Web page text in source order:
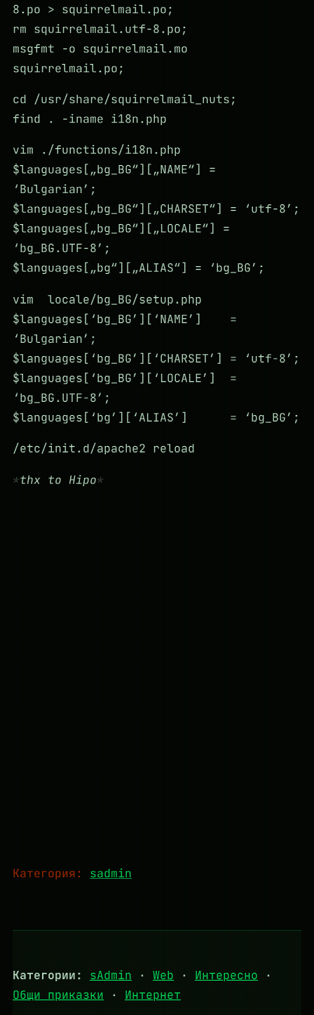
8.po > squirrelmail.po;
rm squirrelmail.utf-8.po;
msgfmt -o squirrelmail.mo
squirrelmail.po;
cd /usr/share/squirrelmail_nuts;
find . -iname i18n.php
vim ./functions/i18n.php
$languages[„bg_BG“][„NAME“] =
‘Bulgarian’;
$languages[„bg_BG“][„CHARSET“] = ‘utf-8’;
$languages[„bg_BG“][„LOCALE“] =
‘bg_BG.UTF-8’;
$languages[„bg“][„ALIAS“] = ‘bg_BG’;
vim locale/bg_BG/setup.php
$languages[‘bg_BG’][‘NAME’] =
‘Bulgarian’;
$languages[‘bg_BG’][‘CHARSET’] = ‘utf-8’;
$languages[‘bg_BG’][‘LOCALE’] =
‘bg_BG.UTF-8’;
$languages[‘bg’][‘ALIAS’] = ‘bg_BG’;
/etc/init.d/apache2 reload
thx to Hipo
Категория: sadmin
Категории: sAdmin · Web · Интересно ·
Общи приказки · Интернет